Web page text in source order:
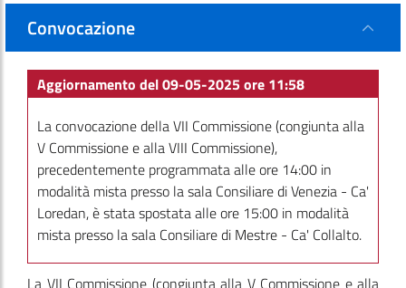
Convocazione
Aggiornamento del 09-05-2025 ore 11:58
La convocazione della VII Commissione (congiunta alla
V Commissione e alla VIII Commissione),
precedentemente programmata alle ore 14:00 in
modalità mista presso la sala Consiliare di Venezia - Ca'
Loredan, è stata spostata alle ore 15:00 in modalità
mista presso la sala Consiliare di Mestre - Ca' Collalto.
La VII Commissione (congiunta alla V Commissione e alla